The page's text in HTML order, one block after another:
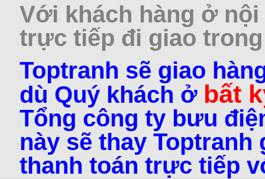
Với khách hàng ở
trực tiếp đi giao trong
Toptranh sẽ giao
dù Quý khách ở bất
Tổng công ty bưu
này sẽ thay
thanh toán trực tiếp